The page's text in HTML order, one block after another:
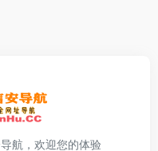
航，欢迎您的体验